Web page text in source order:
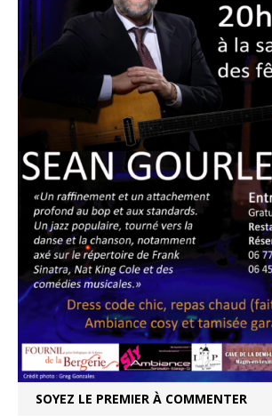
SOYEZ LE PREMIER À COMMENTER